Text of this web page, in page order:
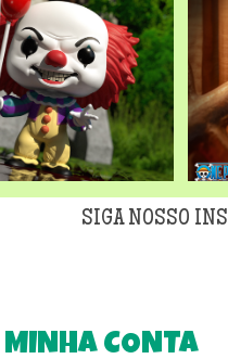
SIGA NOSSO
MINHA CONTA